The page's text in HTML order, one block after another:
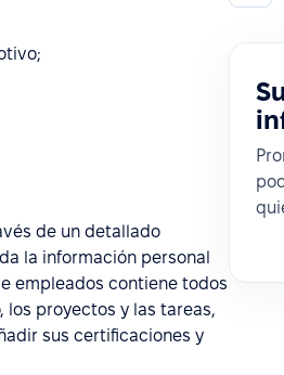
de un detallado
la información personal
empleados contiene todos
los proyectos y las tareas,
sus certificaciones y